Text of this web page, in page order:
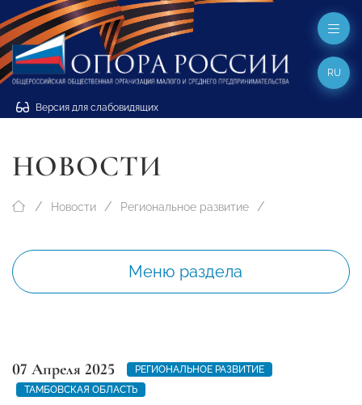
Версия для слабовидящих
RU
НОВОСТИ
Новости Региональное развитие
Меню раздела
07 Апреля 2025
РЕГИОНАЛЬНОЕ РАЗВИТИЕ
ТАМБОВСКАЯ ОБЛАСТЬ